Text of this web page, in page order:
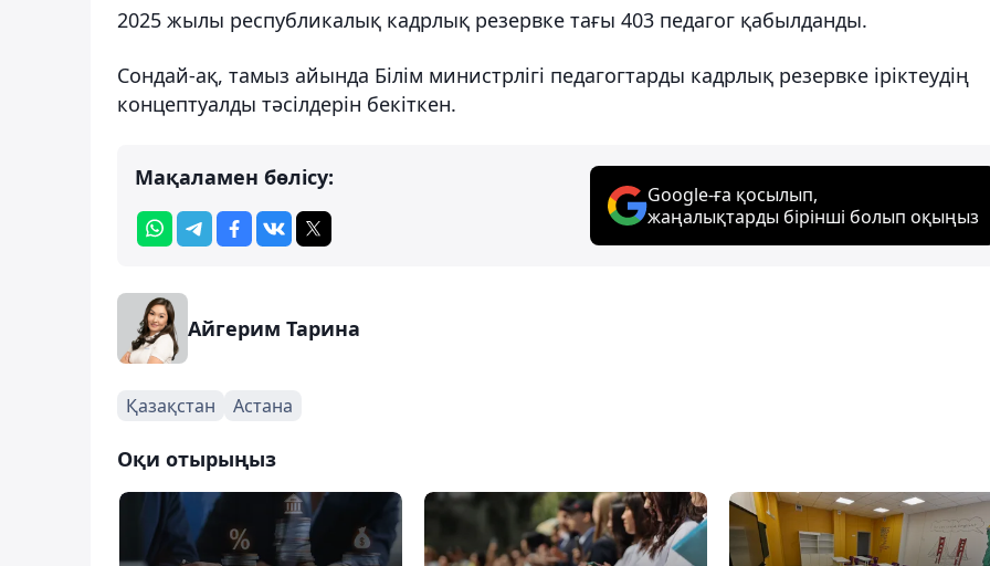
2025 жылы республикалық кадрлық резервке тағы 403 педагог қабылданды.
Сондай-ақ, тамыз айында Білім министрлігі педагогтарды кадрлық резервке іріктеудің
концептуалды тәсілдерін бекіткен.
Мақаламен бөлісу:
Google-ға қосылып,
жаңалықтарды бірінші болып оқыңыз
Айгерим Тарина
Қазақстан Астана
Оқи отырыңыз